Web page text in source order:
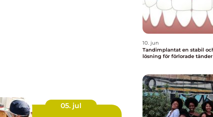
05. jul
10. jun
Tandimplantat en stabil och långsiktig
lösning för förlorade tänder